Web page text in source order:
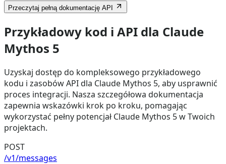
Przeczytaj pełną dokumentację API
Przykładowy kod i API dla Claude
Mythos 5
Uzyskaj dostęp do kompleksowego przykładowego
kodu i zasobów API dla Claude Mythos 5, aby usprawnić
proces integracji. Nasza szczegółowa dokumentacja
zapewnia wskazówki krok po kroku, pomagając
wykorzystać pełny potencjał Claude Mythos 5 w Twoich
projektach.
POST
/v1/messages